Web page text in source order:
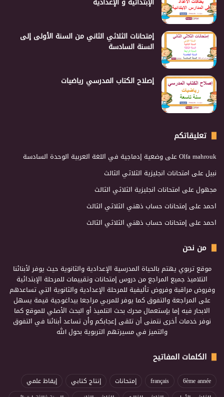
إمتحانات الثلاثي الثاني من السنة الأولى إلى
السنة السادسة
إصلاح الكتاب المدرسي رياضيات
تعليقاتكم
Olfa mahroukعلى وضعية إدماجية في اللغة العربية الوحدة السادسة
نبيلعلى امتحانات انجليزية الثلاثي الثالث
مجهولعلى امتحانات انجليزية الثلاثي الثالث
احمدعلى إمتحانات حساب ذهني الثلاثي الثالث
احمدعلى إمتحانات حساب ذهني الثلاثي الثالث
من نحن
موقع تربوي يهتم بالحياة المدرسية الإعدادية والثانوية حيث يوفر لأبنائنا
التلاميذ جميع المراجع من دروس إمتحانات وتقييمات للمرحلة الإبتدائية
وفروض مراقبة وفروض تأليفية للمرحلة الإعدادية والثانوية التي تساعدهم
على المراجعة والتفوق كما يوفر للمربي مراجعا بيداغوجية قيمة يسهل
الابحار فيه إما بإستعمال محرك بحث التلميذ أو البحث الأصلي للموقع كما
نوفر خدمات أخرى نتمنى أن تلقى إعجابكم وأن تساعد أبنائنا في التفوق
والتميز في مسيرتهم التربوية بحول الله
الكلمات المفاتيح
6ème année
français إمتحانات إنتاج كتابي
إيقاظ علمي